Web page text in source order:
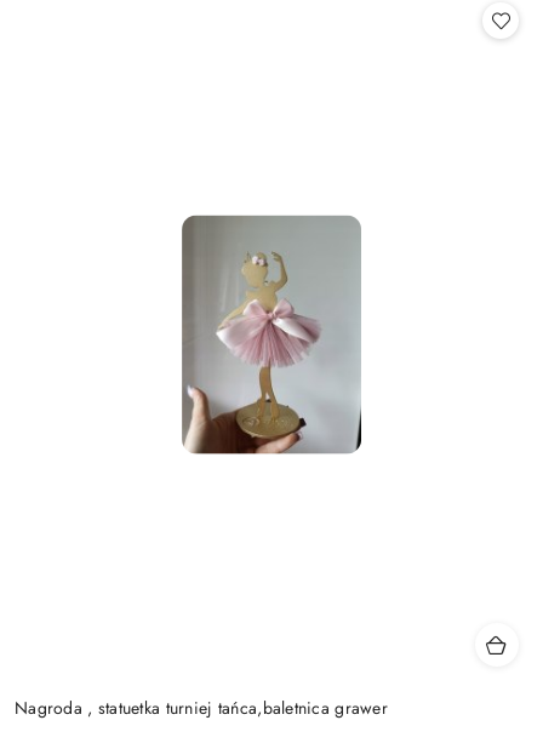
Nagroda , statuetka turniej tańca,baletnica grawer